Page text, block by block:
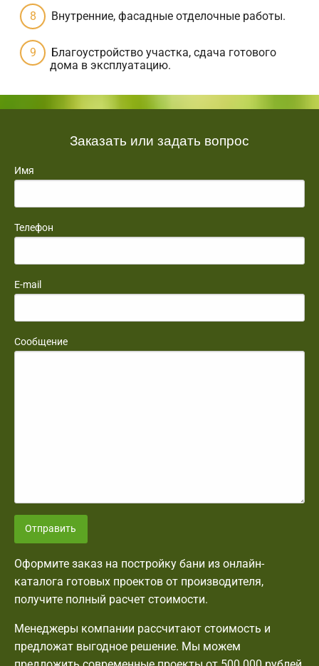
Внутренние, фасадные отделочные работы.
Благоустройство участка, сдача готового
дома в эксплуатацию.
Заказать или задать вопрос
Имя
Телефон
E-mail
Сообщение
Отправить
Оформите заказ на постройку бани из онлайн-
каталога готовых проектов от производителя,
получите полный расчет стоимости.
Менеджеры компании рассчитают стоимость и
предложат выгодное решение. Мы можем